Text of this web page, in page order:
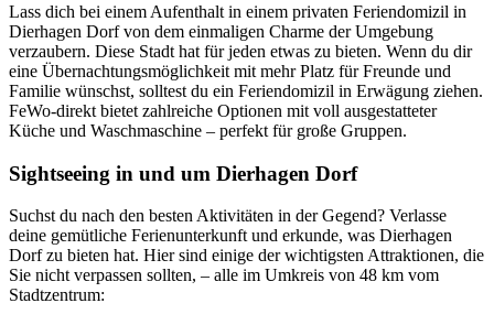
Lass dich bei einem Aufenthalt in einem privaten Feriendomizil in
Dierhagen Dorf von dem einmaligen Charme der Umgebung
verzaubern. Diese Stadt hat für jeden etwas zu bieten. Wenn du dir
eine Übernachtungsmöglichkeit mit mehr Platz für Freunde und
Familie wünschst, solltest du ein Feriendomizil in Erwägung ziehen.
FeWo-direkt bietet zahlreiche Optionen mit voll ausgestatteter
Küche und Waschmaschine – perfekt für große Gruppen.
Sightseeing in und um Dierhagen Dorf
Suchst du nach den besten Aktivitäten in der Gegend? Verlasse
deine gemütliche Ferienunterkunft und erkunde, was Dierhagen
Dorf zu bieten hat. Hier sind einige der wichtigsten Attraktionen, die
Sie nicht verpassen sollten, – alle im Umkreis von 48 km vom
Stadtzentrum: